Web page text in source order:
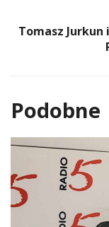
Tomasz Jurkun
Podobne